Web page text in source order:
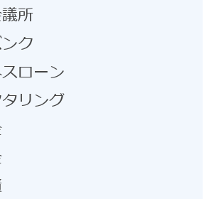
所
ク
ローン
リング